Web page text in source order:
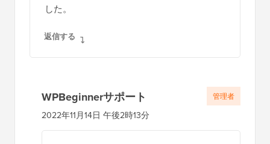
した。
返信する
WPBeginnerサポート
2022年11月14日 午後2時13分
管理者